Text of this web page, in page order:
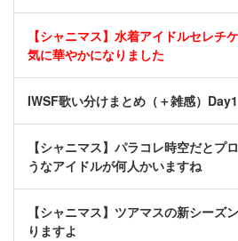
【シャニマス】水着アイドルセレチ
気に華やかになりました
IWSF歌い分けまとめ（＋雑感）Day1
【シャニマス】パラコレ時空だとプ
うなアイドルが何人かいますね
【シャニマス】ツアマスの新シーズ
りますよ